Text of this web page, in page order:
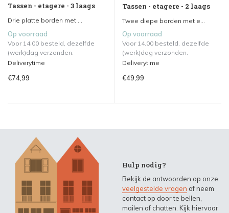
Tassen - etagere - 3 laags
Drie platte borden met ...
Op voorraad
Voor 14.00 besteld, dezelfde
(werk)dag verzonden.
Deliverytime
€74,99
Tassen - etagere - 2 laags
Twee diepe borden met e...
Op voorraad
Voor 14.00 besteld, dezelfde
(werk)dag verzonden.
Deliverytime
€49,99
Hulp nodig?
Bekijk de antwoorden op onze
veelgestelde vragen of neem
contact op door te bellen,
mailen of chatten. Kijk hiervoor